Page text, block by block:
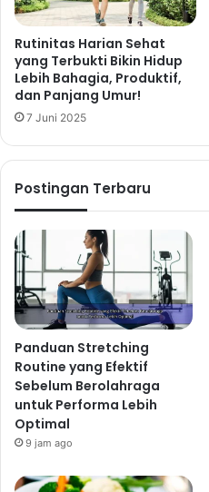
Rutinitas Harian Sehat
yang Terbukti Bikin Hidup
Lebih Bahagia, Produktif,
dan Panjang Umur!
7 Juni 2025
Postingan Terbaru
Panduan Stretching
Routine yang Efektif
Sebelum Berolahraga
untuk Performa Lebih
Optimal
9 jam ago